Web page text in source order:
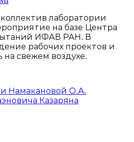
лаборатории
на базе Центра
ИФАВ РАН. В
рабочих проектов и
на свежем воздухе.
Намакановой О.А.
Казаряна